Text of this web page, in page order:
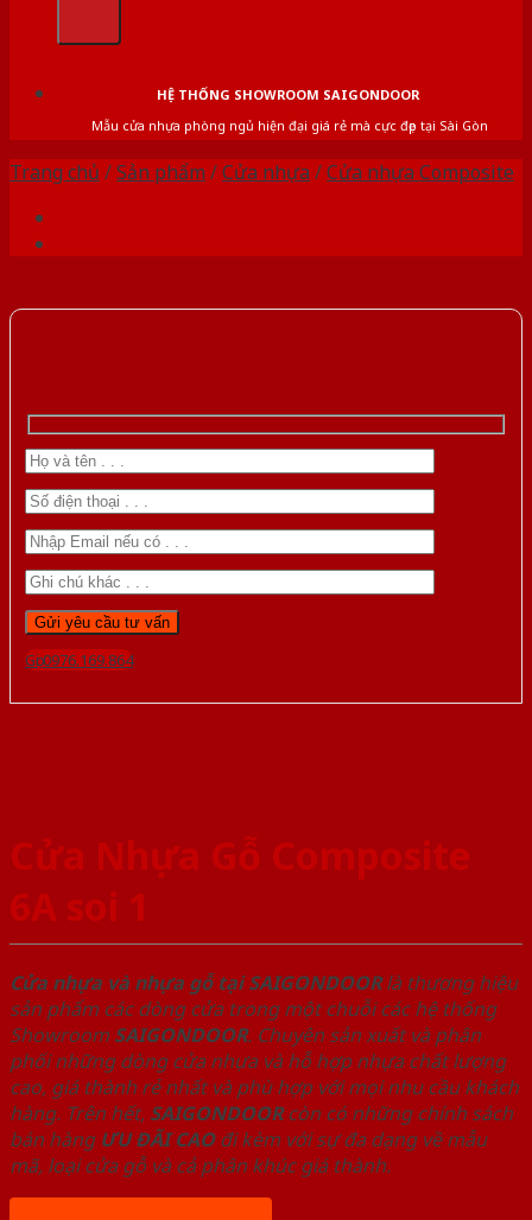
HỆ THỐNG SHOWROOM SAIGONDOOR
Mẫu cửa nhựa phòng ngủ hiện đại giá rẻ mà cực đẹp tại Sài Gòn
Trang chủ /Sản phẩm /Cửa nhựa /Cửa nhựa Composite
Gọi 0976.169.864
Cửa Nhựa Gỗ Composite
6A soi 1
Cửa nhựa và nhựa gỗ tại SAIGONDOORlà thương hiệu
sản phẩm các dòng cửa trong một chuỗi các hệ thống
Showroom SAIGONDOOR. Chuyên sản xuất và phân
phối những dòng cửa nhựa và hỗ hợp nhựa chất lượng
cao, giá thành rẻ nhất và phù hợp với mọi nhu cầu khách
hàng. Trên hết, SAIGONDOORcòn có những chính sách
bán hàng ƯU ĐÃI CAOđi kèm với sự đa dạng về mẫu
mã, loại cửa gỗ và cả phân khúc giá thành.